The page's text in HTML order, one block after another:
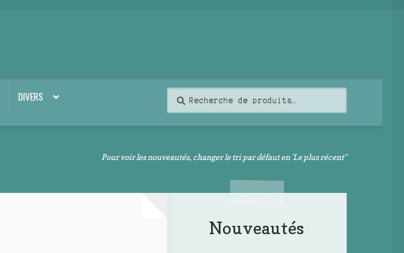
DIVERS
pour :
Pour voir les nouveautés, changer le tri par défaut en 'Le plus récent"
Nouveautés